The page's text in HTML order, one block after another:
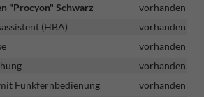
"Procyon" Schwarz
vorhanden
(HBA)
vorhanden
vorhanden
vorhanden
Funkfernbedienung
vorhanden